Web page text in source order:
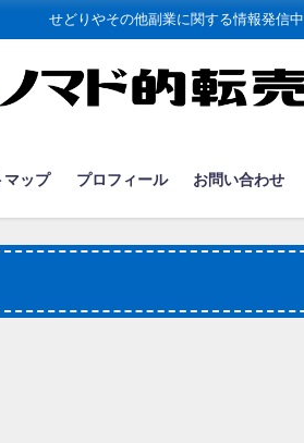
せどりやその他副業に関する情報発信中
マップ プロフィール お問い合わせ